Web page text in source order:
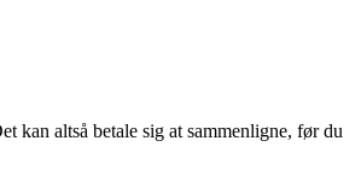
kan altså betale sig at sammenligne, før du